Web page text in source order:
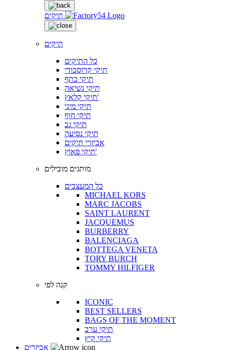
תיקים
תיקים
כל התיקים
תיקי קרוסבודי
תיקי כתף
תיקי נשיאה
תיקי קלאץ'
תיקי מיני
תיקי חוף
תיקי גב
תיקי נסיעה
אביזרי תיקים
תיקי פאוץ'
מותגים מובילים
כל המעצבים
MICHAEL KORS
MARC JACOBS
SAINT LAURENT
JACQUEMUS
BURBERRY
BALENCIAGA
BOTTEGA VENETA
TORY BURCH
TOMMY HILFIGER
קנה לפי
ICONIC
BEST SELLERS
BAGS OF THE MOMENT
תיקי ערב
תיקי קיץ